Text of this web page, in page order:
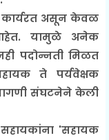
कार्यरत असून केवळ
यामुळे अनेक
पदोन्नती मिळत
ते पर्यवेक्षक
संघटनेने केली
'सहायक